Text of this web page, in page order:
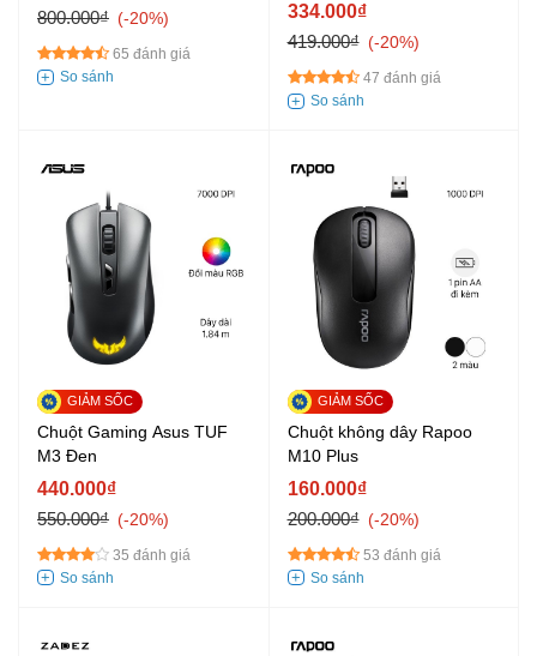
800.000₫
-20%
65 đánh giá
334.000₫
419.000₫
-20%
47 đánh giá
Chuột Gaming Asus TUF
M3 Đen
440.000₫
550.000₫
-20%
35 đánh giá
Chuột không dây Rapoo
M10 Plus
160.000₫
200.000₫
-20%
53 đánh giá